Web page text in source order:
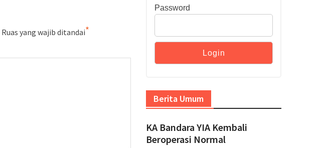
Ruas yang wajib ditandai*
Password
Berita Umum
KA Bandara YIA Kembali
Beroperasi Normal